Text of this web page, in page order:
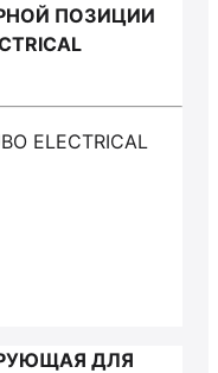
ПОЗИЦИИ
ELECTRICAL
ДЛЯ